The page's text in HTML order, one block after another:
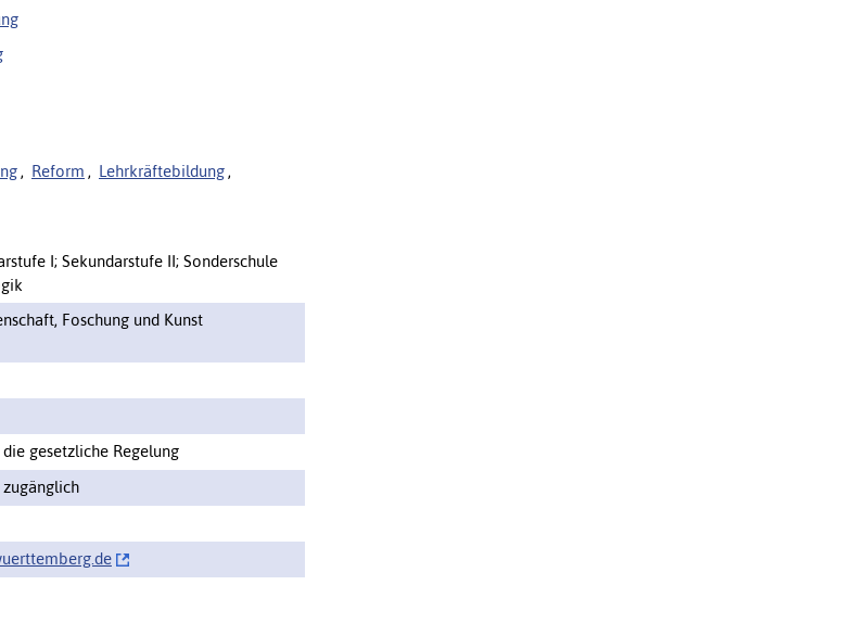
, Reform , Lehrkräftebildung ,
I; Sekundarstufe II; Sonderschule
Foschung und Kunst
gesetzliche Regelung